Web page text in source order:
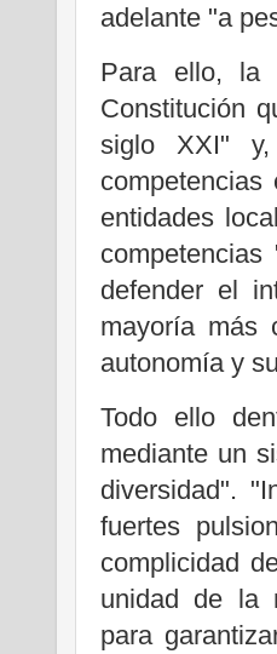
adelante "a
Para ello, la
Constitución
siglo XXI"
entidades
defender el
mayoría más
autonomía y
Todo ello
mediante un
diversidad".
fuertes
complicidad
unidad de la
para